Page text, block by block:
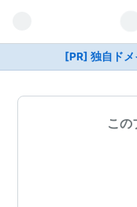
[PR] 独自ド
この